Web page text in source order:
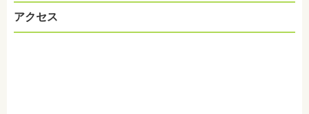
アクセス